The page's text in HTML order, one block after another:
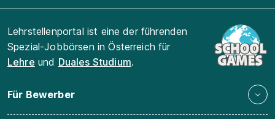
Lehrstellenportal ist eine der führenden
Spezial-Jobbörsen in Österreich für
Lehre und Duales Studium.
Für Bewerber